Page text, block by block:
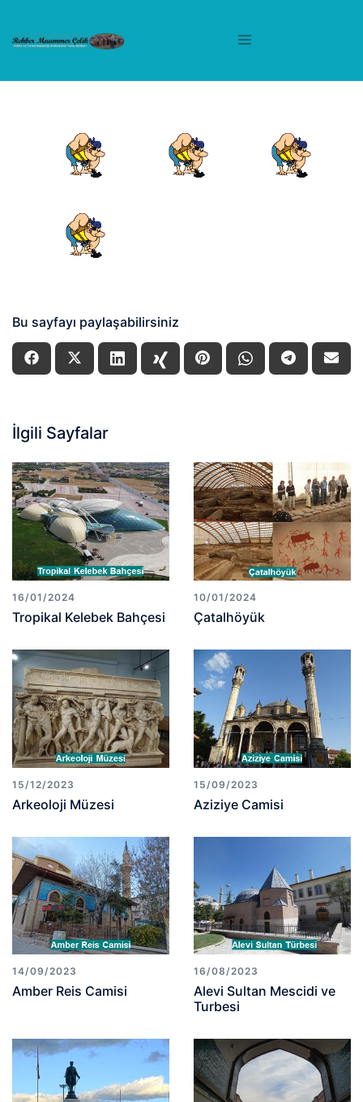
Bu sayfayı paylaşabilirsiniz
İlgili Sayfalar
16/01/2024
Tropikal Kelebek Bahçesi
10/01/2024
Çatalhöyük
15/12/2023
Arkeoloji Müzesi
15/09/2023
Aziziye Camisi
14/09/2023
Amber Reis Camisi
16/08/2023
Alevi Sultan Mescidi ve
Turbesi